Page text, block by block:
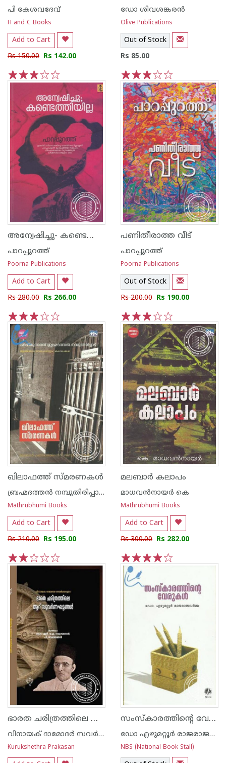
പി കേശവദേവ്‌
H and C Books
Add to Cart
Rs 150.00 Rs 142.00
5
4
3
2
1
ഡോ ശിവശങ്കര‌ന്‍
Olive Publications
Out of Stock
Rs 85.00
5
4
3
2
1
അന്വേഷിച്ചു- കണ്ടെത്തിയില്ല
പാറപ്പുറത്ത്‌
Poorna Publications
Add to Cart
Rs 280.00 Rs 266.00
5
4
3
2
1
പണിതീരാത്ത വീട്
പാറപ്പുറത്ത്‌
Poorna Publications
Out of Stock
Rs 200.00 Rs 190.00
5
4
3
2
1
ഖിലാഫത്ത് സ്മരണകള്‍
ബ്രഹ്മദത്തന്‍ നമ്പൂതിരിപ്പാട് മോഴികുന്നത്ത്‌
Mathrubhumi Books
Add to Cart
Rs 210.00 Rs 195.00
5
4
3
2
1
മലബാര്‍ കലാപം
മാധവന്‍നായര്‍ കെ
Mathrubhumi Books
Add to Cart
Rs 300.00 Rs 282.00
2
1
ഭാരത ചരിത്രത്തിലെ ആറു സുവര്‍ണ്ണഘട്ടങ്ങള്‍
വിനായക് ദാമോദര്‍ സവര്‍ക്കര്‍
Kurukshethra Prakasan
സംസ്കാരത്തിന്റെ വേരുകള്‍
ഡോ എഴുമറ്റൂര്‍ രാജരാജവര്‍മ
NBS (National Book Stall)